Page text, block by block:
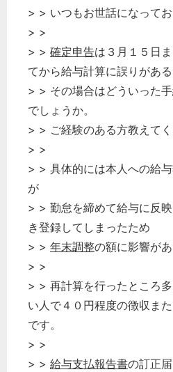
> > いつもお世話になってお
> >
> > 確定申告は３月１５日
てから給与計算に誤りがあ
> > その場合はどういった
でしょうか。
> > ご経験のある方教えてく
> >
> > 具体的には本人への給
が
> > 勤怠を締めて給与に反
き登録してしまったため
> > 年末調整の額に影響があ
> >
> > 再計算を行ったところ
い人で４０円程度の徴収ま
です。
> >
> > 給与支払報告書の訂正